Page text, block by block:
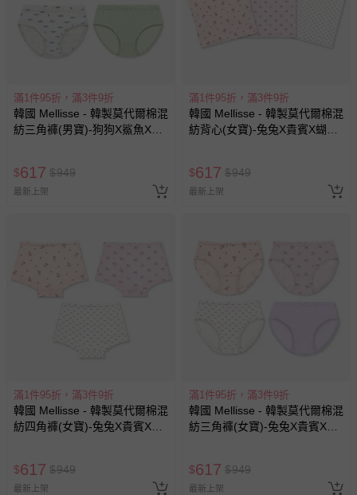
滿1件95折，滿3件9折
韓國 Mellisse - 韓製莫代爾棉混
紡三角褲(男寶)-狗狗X鯊魚X車
$617 $949
最新上架
滿1件95折，滿3件9折
韓國 Mellisse - 韓製莫代爾棉混
紡背心(女寶)-兔兔X貴賓X蝴蝶
$617 $949
最新上架
滿1件95折，滿3件9折
韓國 Mellisse - 韓製莫代爾棉混
紡四角褲(女寶)-兔兔X貴賓X蝴
$617 $949
最新上架
滿1件95折，滿3件9折
韓國 Mellisse - 韓製莫代爾棉混
紡三角褲(女寶)-兔兔X貴賓X蝴
$617 $949
最新上架